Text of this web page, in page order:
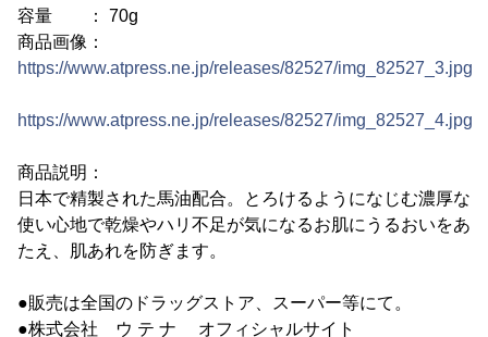
容量 ： 70g
商品画像：
https://www.atpress.ne.jp/releases/82527/img_82527_3.jpg
https://www.atpress.ne.jp/releases/82527/img_82527_4.jpg
商品説明：
日本で精製された馬油配合。とろけるようになじむ濃厚な
使い心地で乾燥やハリ不足が気になるお肌にうるおいをあ
たえ、肌あれを防ぎます。
●販売は全国のドラッグストア、スーパー等にて。
●株式会社 ウ テ ナ オフィシャルサイト